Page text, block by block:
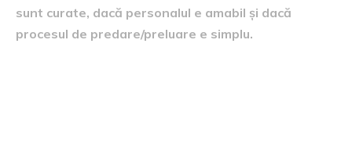
sunt curate, dacă personalul e amabil și dacă
procesul de predare/preluare e simplu.